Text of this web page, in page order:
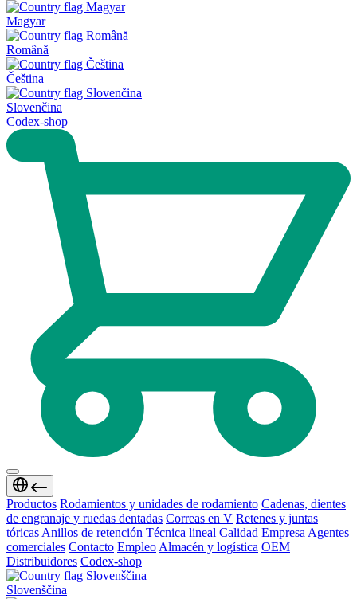
Magyar
Română
Čeština
Slovenčina
Codex-shop
Productos Rodamientos y unidades de rodamiento Cadenas, dientes
de engranaje y ruedas dentadas Correas en V Retenes y juntas
tóricas Anillos de retención Técnica lineal Calidad Empresa Agentes
comerciales Contacto Empleo Almacén y logística OEM
Distribuidores Codex-shop
Slovenščina